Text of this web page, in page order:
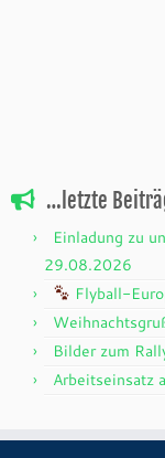
…letzte
Einladung zu
29.08.2026
Flyball-
Bilder zum
Arbeitseinsatz